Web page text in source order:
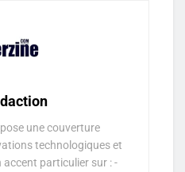
une couverture
technologiques et
accent particulier sur : -